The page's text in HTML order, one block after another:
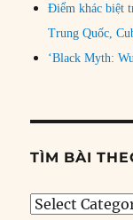
Điểm khác biệt
Trung Quốc,
‘Black Myth:
TÌM BÀI
Tìm